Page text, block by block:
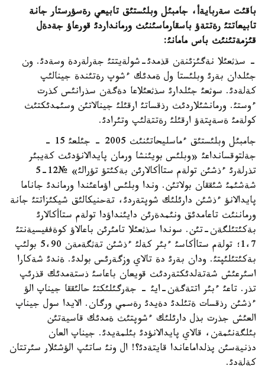
باقئت سةربايةأ، جامبئل وبلئستئق تابيعي رةسؤرستار جانة
تابيعاتتئ رةتتةؤ باسقارماسئنئث ورمانداردئ قورعاؤ جةدةل
قئزمةتئنئث باس مامانئ:
- سذثعئلا نةگئزئنةن قذمدئ-شولةيتتئ جةرلةردة وسةدئ. ون
جئلدان بةرئ وبلئستا ول ةمدئك ءشوپ رةتئندة جينالئپ
كةلةدئ. سوثعئ جئلدارئ سذثعئلاعا دةگةن سذرانئس كذرت
ءوستئ. ورمانشئلاردئث رذقساتئ ارقئلئ جينالاتئن وسئمدئكتئث
كولةمئ ةسةپتةؤ ارقئلئ رةتتةلئپ وتئرادئ.
جامبئل وبلئستئق ءماسليحاتئنئث 2005 - جئلعئ 15 -
جةلتوقسانداعئ «وبلئس بويئنشا ورمان پايدالانؤدئث كةيبئر
تذرلةرئ ءذشئن تولةم ستاأكالارئن بةكئتؤ تؤرالئ» №12-5
شةشئمئ شئققان بولاتئن. وندا وبلئس اؤماعئندا ورماندئ جاناما
پايدالانؤ ءذشئن دارئلئك شوپتةردئ، تةحنيكالئق شيكئزاتتئ جانة
ورماننئث تاعامدئق ونئمدةرئن دايئنداؤدا تولةم ستاأكالارئ
بةكئتئلگةن-تئن. سوندا سذثعئلا تامئرئن باعالاؤ كوةففيسيةنتئ
1،7؛ تولةم ستاأكاسئ ءبئر كةلئ ءذشئن تةثگةمةن 5،90 بولئپ
بةكئتئلئپتئ. ودان بةرئ دة تالاي وزگةرئس بولدئ. ةندئ شةكارا
اسئرعئش شةتةلدئكتةردئث قويعان باعاسئ ذستةمدئك قذرئپ
تذر. تاعئ ءبئر اتتةگةن-ايئ - جةرگئلئكتئ حالئققا جيناپ الؤ
ءذشئن رذقسات ةتئلدئ دةيدئ رةسمي ورگان. الايدا سول جيناپ
العئش جذرت بذل دارئلئك ءشوپتئث ةمدئك قاسيةتئن
بئلگةنئمةن، قالاي پايدالانؤدئ بئلمةيدئ. جيناپ العان
دذنيةسئن پذلداماعاندا قايتةدئ؟! ال ونئ ساتئپ الؤشئلار سئرتتان
كةلةدئ.